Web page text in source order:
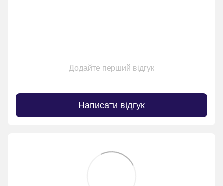
Додайте перший відгук
Написати відгук